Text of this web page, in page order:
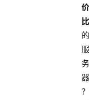
价
比
的
服
务
器
？